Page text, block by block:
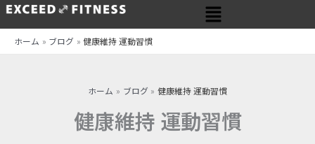
内
メ
ニ
ホーム ブログ 健康維持 運動習慣
ホーム ブログ 健康維持 運動習慣
健康維持 運動習慣